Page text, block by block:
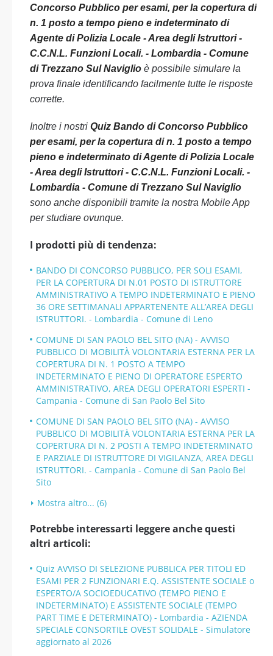
Concorso Pubblico per esami, per la copertura di
n. 1 posto a tempo pieno e indeterminato di
Agente di Polizia Locale - Area degli Istruttori -
C.C.N.L. Funzioni Locali. - Lombardia - Comune
di Trezzano Sul Naviglio è possibile simulare la
prova finale identificando facilmente tutte le risposte
corrette.
Inoltre i nostri Quiz Bando di Concorso Pubblico
per esami, per la copertura di n. 1 posto a tempo
pieno e indeterminato di Agente di Polizia Locale
- Area degli Istruttori - C.C.N.L. Funzioni Locali. -
Lombardia - Comune di Trezzano Sul Naviglio
sono anche disponibili tramite la nostra Mobile App
per studiare ovunque.
I prodotti più di tendenza:
BANDO DI CONCORSO PUBBLICO, PER SOLI ESAMI,
PER LA COPERTURA DI N.01 POSTO DI ISTRUTTORE
AMMINISTRATIVO A TEMPO INDETERMINATO E PIENO
36 ORE SETTIMANALI APPARTENENTE ALL’AREA DEGLI
ISTRUTTORI. - Lombardia - Comune di Leno
COMUNE DI SAN PAOLO BEL SITO (NA) - AVVISO
PUBBLICO DI MOBILITÀ VOLONTARIA ESTERNA PER LA
COPERTURA DI N. 1 POSTO A TEMPO
INDETERMINATO E PIENO DI OPERATORE ESPERTO
AMMINISTRATIVO, AREA DEGLI OPERATORI ESPERTI -
Campania - Comune di San Paolo Bel Sito
COMUNE DI SAN PAOLO BEL SITO (NA) - AVVISO
PUBBLICO DI MOBILITÀ VOLONTARIA ESTERNA PER LA
COPERTURA DI N. 2 POSTI A TEMPO INDETERMINATO
E PARZIALE DI ISTRUTTORE DI VIGILANZA, AREA DEGLI
ISTRUTTORI. - Campania - Comune di San Paolo Bel
Sito
Mostra altro... (6)
Potrebbe interessarti leggere anche questi
altri articoli:
Quiz AVVISO DI SELEZIONE PUBBLICA PER TITOLI ED
ESAMI PER 2 FUNZIONARI E.Q. ASSISTENTE SOCIALE o
ESPERTO/A SOCIOEDUCATIVO (TEMPO PIENO E
INDETERMINATO) E ASSISTENTE SOCIALE (TEMPO
PART TIME E DETERMINATO) - Lombardia - AZIENDA
SPECIALE CONSORTILE OVEST SOLIDALE - Simulatore
aggiornato al 2026